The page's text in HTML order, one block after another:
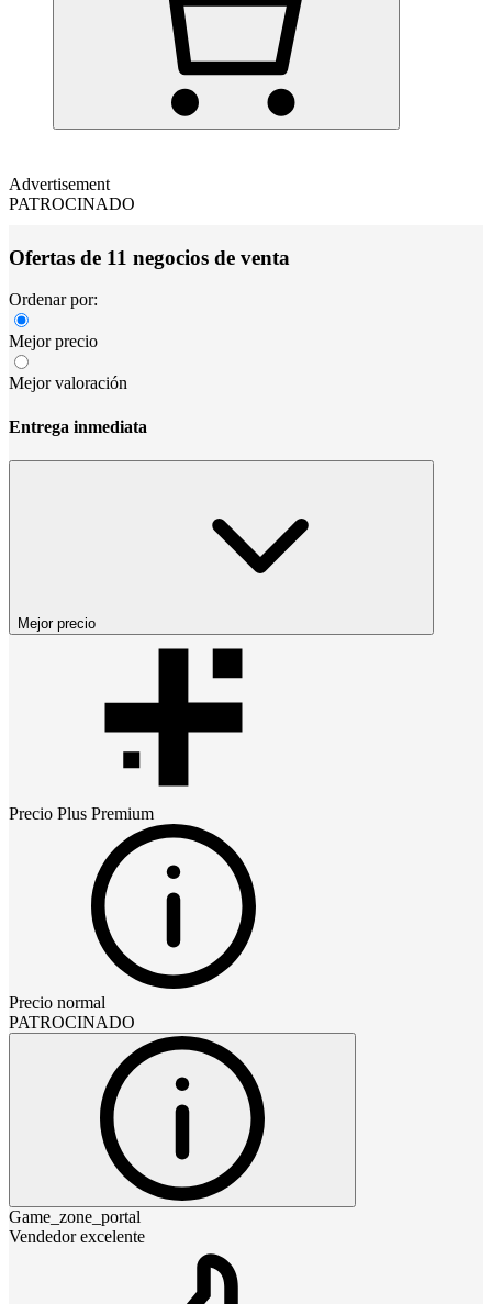
Advertisement
PATROCINADO
Ofertas de 11 negocios de venta
Ordenar por:
Mejor precio
Mejor valoración
Entrega inmediata
Mejor precio
Precio Plus Premium
Precio normal
PATROCINADO
Game_zone_portal
Vendedor excelente